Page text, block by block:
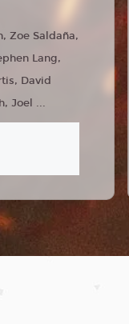
Zoe Saldaña,
Lang,
David
Joel ...